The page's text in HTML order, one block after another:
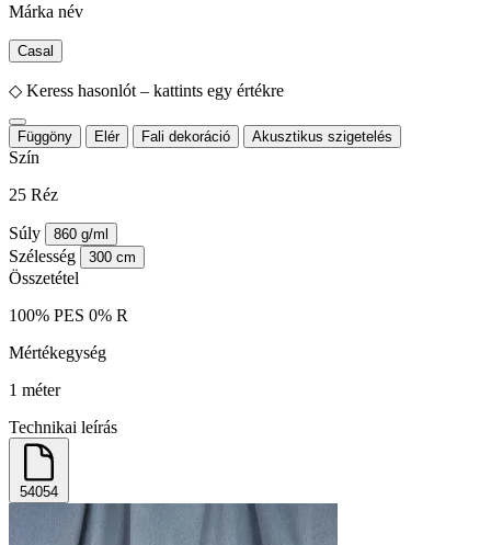
Márka név
Casal
◇ Keress hasonlót – kattints egy értékre
Függöny Elér Fali dekoráció Akusztikus szigetelés
Szín
25 Réz
Súly 860 g/ml
Szélesség 300 cm
Összetétel
100% PES 0% R
Mértékegység
1 méter
Technikai leírás
54054